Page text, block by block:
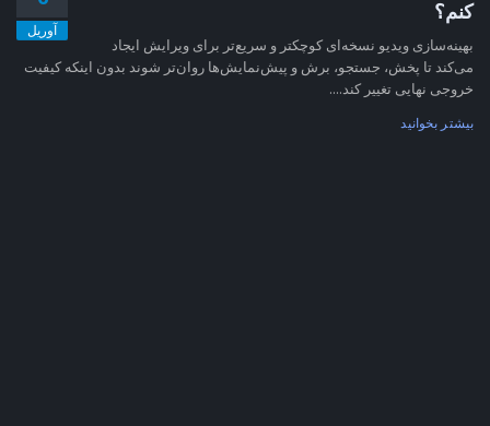
آوریل
کنم؟
بهینه‌سازی ویدیو نسخه‌ای کوچکتر و سریع‌تر برای ویرایش ایجاد
می‌کند تا پخش، جستجو، برش و پیش‌نمایش‌ها روان‌تر شوند بدون اینکه کیفیت
خروجی نهایی تغییر کند....
بیشتر بخوانید